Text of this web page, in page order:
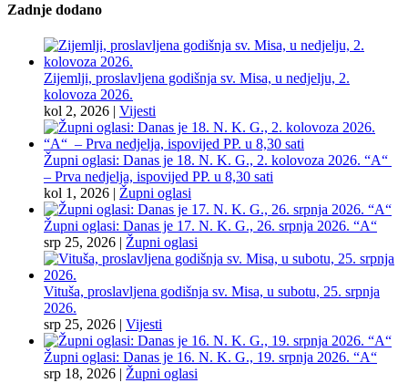
Zadnje dodano
Zijemlji, proslavljena godišnja sv. Misa, u nedjelju, 2.
kolovoza 2026.
kol 2, 2026 | Vijesti
Župni oglasi: Danas je 18. N. K. G., 2. kolovoza 2026. “A“
– Prva nedjelja, ispovijed PP. u 8,30 sati
kol 1, 2026 | Župni oglasi
Župni oglasi: Danas je 17. N. K. G., 26. srpnja 2026. “A“
srp 25, 2026 | Župni oglasi
Vituša, proslavljena godišnja sv. Misa, u subotu, 25. srpnja
2026.
srp 25, 2026 | Vijesti
Župni oglasi: Danas je 16. N. K. G., 19. srpnja 2026. “A“
srp 18, 2026 | Župni oglasi